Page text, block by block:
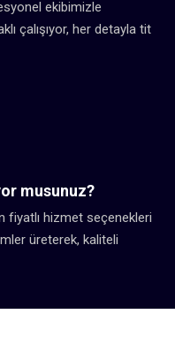
ekibimizle
çalışıyor, her detayla tit
musunuz?
fiyatlı hizmet seçenekleri
üreterek, kaliteli